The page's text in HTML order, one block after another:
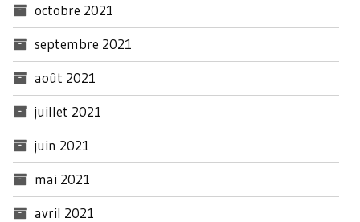
octobre 2021
septembre 2021
août 2021
juillet 2021
juin 2021
mai 2021
avril 2021